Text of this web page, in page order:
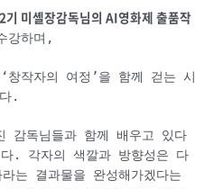
2기 미셸장감독님의 AI영화제 출품작
강하며,
창작자의 여정’을 함께 걷는 시
.
감독님들과 함께 배우고 있다
. 각자의 색깔과 방향성은 다
는 결과물을 완성해가겠다는